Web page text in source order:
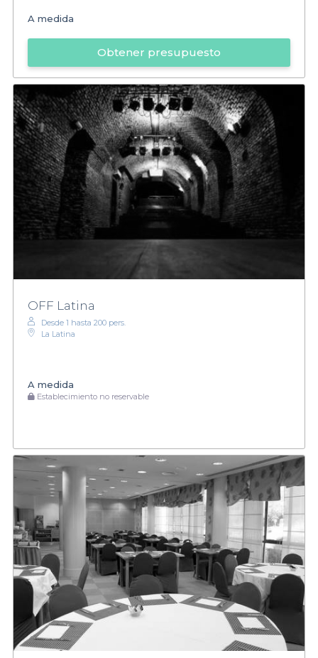
A medida
Obtener presupuesto
OFF Latina
Desde 1 hasta 200 pers.
La Latina
A medida
Establecimiento no reservable